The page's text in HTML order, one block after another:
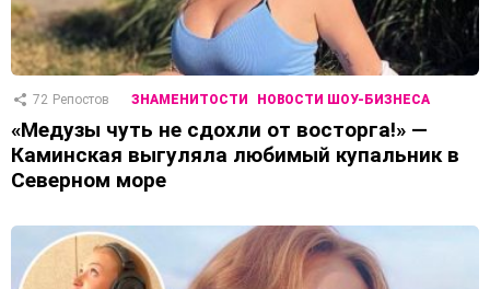
72 Репостов ЗНАМЕНИТОСТИ НОВОСТИ ШОУ-БИЗНЕСА
«Медузы чуть не сдохли от восторга!» —
Каминская выгуляла любимый купальник в
Северном море